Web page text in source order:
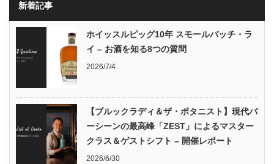
新着記事
ホイッスルピッグ10年 スモールバッチ・ラ
イ – お酒を知る8つの質問
2026/7/4
【ブルックラディ＆ザ・ボタニスト】現代バ
ーシーンの最高峰「ZEST」によるマスター
クラス＆ゲストシフト – 開催レポート
2026/6/30